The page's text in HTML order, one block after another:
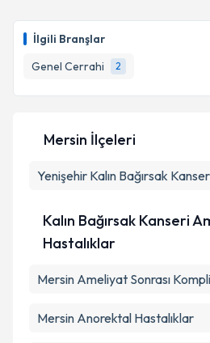
İlgili Branşlar
Genel Cerrahi
2
için bir takvim hazırlandığında
bilgilendireceğiz.
E-posta Adresiniz
Kişisel verilerimin
Mersin İlçeleri
Yenişehir Kalın Bağırsak
Kalın Bağırsak Kanseri
Hastalıklar
Mersin Ameliyat Sonrası
Mersin Anorektal Hastalıklar